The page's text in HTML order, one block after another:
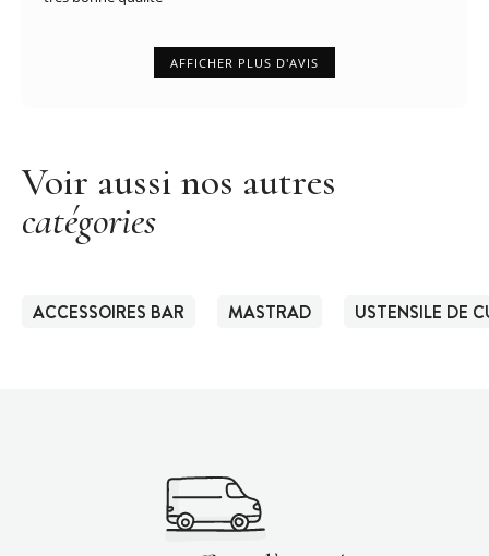
AFFICHER PLUS D'AVIS
Voir aussi nos autres
catégories
ACCESSOIRES BAR MASTRAD USTENSILE DE